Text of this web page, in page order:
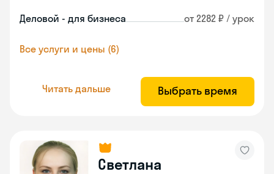
Деловой - для бизнеса от 2282 ₽ / урок
Все услуги и цены (6)
Читать дальше Выбрать время
Светлана